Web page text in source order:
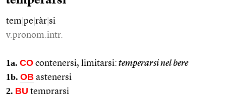
tem pe ràr si
v.pronom.intr.
1a. CO contenersi, limitarsi: temperarsi nel bere
1b. OB astenersi
2. BU temprarsi